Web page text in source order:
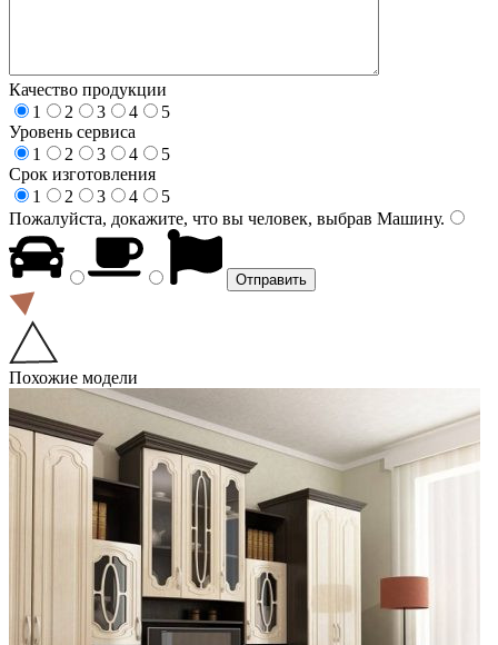
Качество продукции
1
2 3 4
5
Уровень сервиса
1
2 3 4
5
Срок изготовления
1
2 3 4
5
Пожалуйста, докажите, что вы человек, выбрав Машину.
Похожие модели